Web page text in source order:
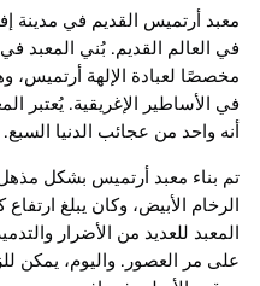
معبد أرتميس القديم في مدينة
في العالم القديم. بُني المعبد
مخصصًا لعبادة الإلهة أرتميس،
في الأساطير الإغريقية. يُعتبر
أنه واحد من عجائب الدنيا السبع.
المعبد للعديد من الأضرار
على مر العصور. واليوم، يمكن